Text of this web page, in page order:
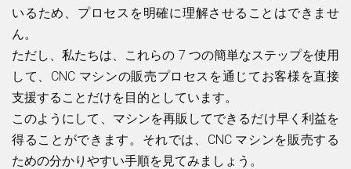
いるため、プロセスを明確に理解させることはできませ
ん。
ただし、私たちは、これらの 7 つの簡単なステップを使用
して、CNC マシンの販売プロセスを通じてお客様を直接
支援することだけを目的としています。
このようにして、マシンを再販してできるだけ早く利益を
得ることができます。それでは、CNC マシンを販売する
ための分かりやすい手順を見てみましょう。